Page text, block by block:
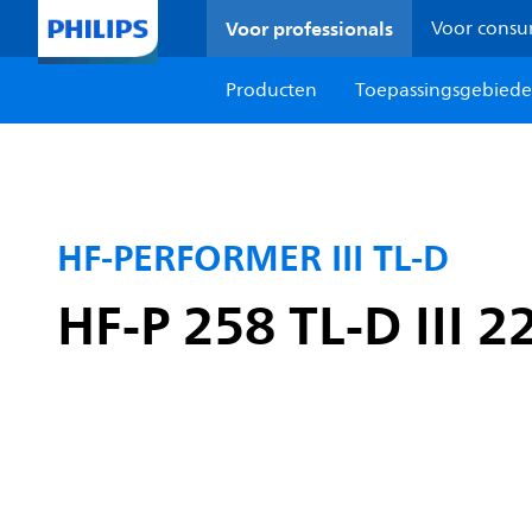
Voor professionals Voor
Producten
HF-PERFORMER III TL-D
HF-P 258 TL-D III